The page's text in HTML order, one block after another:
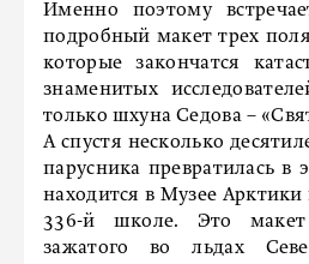
Именно поэтому
подробный макет трех
которые закончатся
знаменитых
только шхуна Седова –
А спустя несколько
парусника превратилась в
находится в Музее
336-й школе. Это
зажатого во льдах